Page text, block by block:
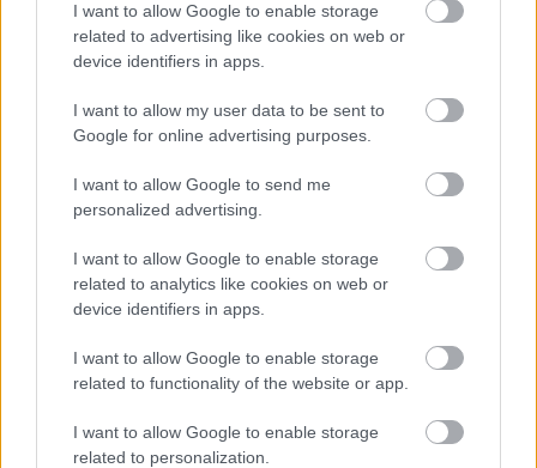
I want to allow Google to enable storage
related to advertising like cookies on web or
device identifiers in apps.
I want to allow my user data to be sent to
Google for online advertising purposes.
I want to allow Google to send me
personalized advertising.
I want to allow Google to enable storage
related to analytics like cookies on web or
device identifiers in apps.
I want to allow Google to enable storage
related to functionality of the website or app.
I want to allow Google to enable storage
related to personalization.
2 napja
szerint